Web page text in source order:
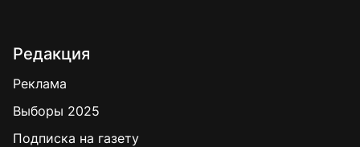
Редакция
Реклама
Выборы 2025
Подписка на газету